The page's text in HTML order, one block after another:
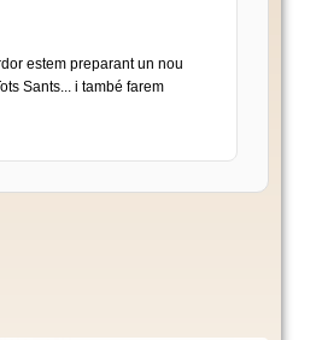
estem preparant un nou
Sants... i també farem